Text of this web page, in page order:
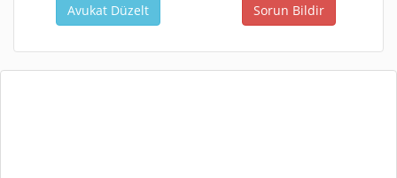
Avukat Düzelt Sorun Bildir